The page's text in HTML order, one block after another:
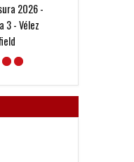
2026 -
3 - Vélez